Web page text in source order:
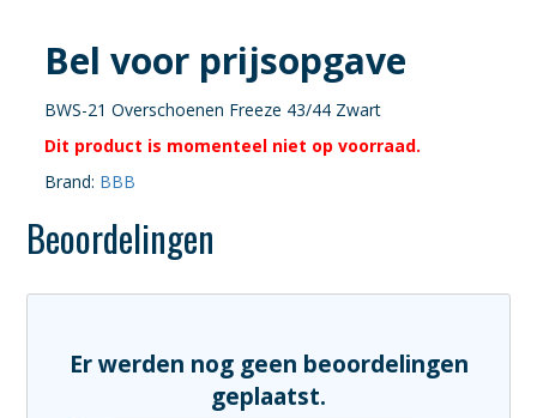
Bel voor prijsopgave
BWS-21 Overschoenen Freeze 43/44 Zwart
Dit product is momenteel niet op voorraad.
Brand: BBB
Beoordelingen
Er werden nog geen beoordelingen
geplaatst.